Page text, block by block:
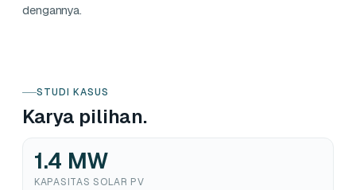
dengannya.
STUDI KASUS
Karya pilihan.
1.4 MW
KAPASITAS SOLAR PV